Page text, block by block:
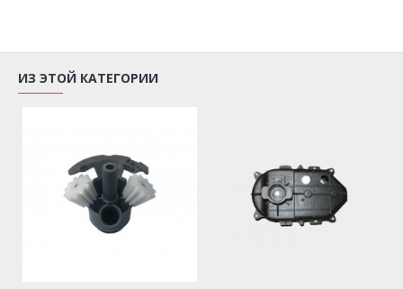
ИЗ ЭТОЙ КАТЕГОРИИ